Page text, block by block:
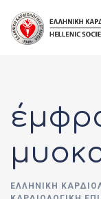
content
ΕΛΛΗΝΙΚΉ